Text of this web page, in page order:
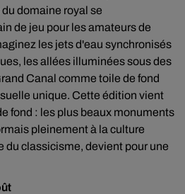
domaine royal se
de jeu pour les amateurs de
les jets d'eau synchronisés
les allées illuminées sous des
Canal comme toile de fond
unique. Cette édition vient
fond : les plus beaux monuments
pleinement à la culture
du classicisme, devient pour une